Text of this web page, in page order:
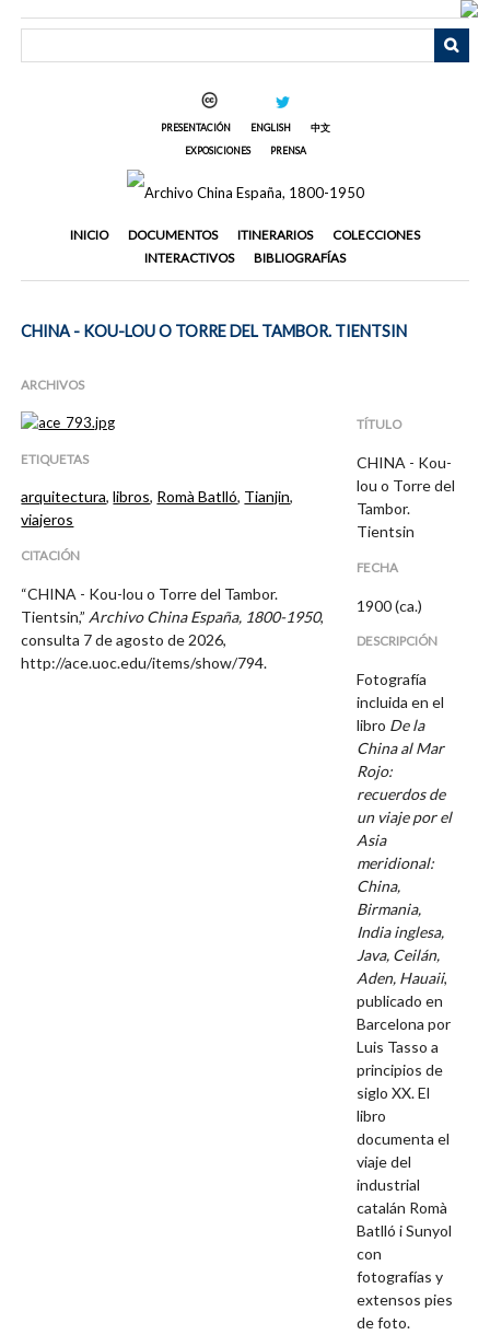
PRESENTACIÓN ENGLISH
中文
EXPOSICIONES
PRENSA
INICIO DOCUMENTOS ITINERARIOS
COLECCIONES
INTERACTIVOS
BIBLIOGRAFÍAS
CHINA - KOU-LOU O TORRE DEL TAMBOR. TIENTSIN
ARCHIVOS
ETIQUETAS
arquitectura,libros, Romà Batlló, Tianjin,
viajeros
CITACIÓN
“CHINA - Kou-lou o Torre del Tambor.
Tientsin,” Archivo China España, 1800-1950,
consulta 7 de agosto de 2026,
http://ace.uoc.edu/items/show/794.
TÍTULO
CHINA - Kou-
lou o Torre del
Tambor.
Tientsin
FECHA
1900 (ca.)
DESCRIPCIÓN
Fotografía
incluida en el
libro De la
China al Mar
Rojo:
recuerdos de
un viaje por el
Asia
meridional:
China,
Birmania,
India inglesa,
Java, Ceilán,
Aden, Hauaii,
publicado en
Barcelona por
Luis Tasso a
principios de
siglo XX. El
libro
documenta el
viaje del
industrial
catalán Romà
Batlló i Sunyol
con
fotografías y
extensos pies
de foto.